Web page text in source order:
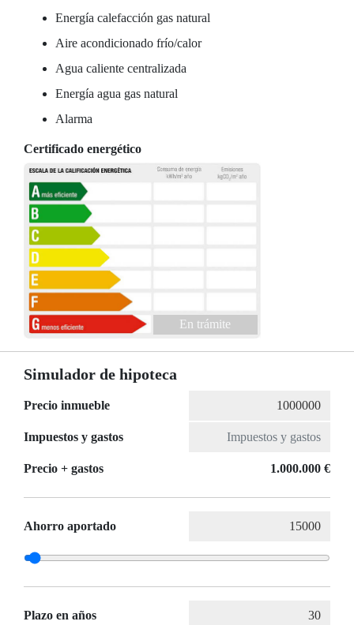
Energía calefacción gas natural
Aire acondicionado frío/calor
Agua caliente centralizada
Energía agua gas natural
Alarma
Certificado energético
En trámite
Simulador de hipoteca
Precio inmueble
Impuestos y gastos
Precio + gastos 1.000.000 €
Ahorro aportado
Plazo en años